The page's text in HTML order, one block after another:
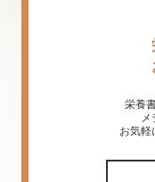
栄養
お気軽